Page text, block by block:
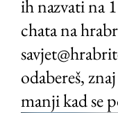
ih nazvati na
chata na
odabereš,
manji kad se